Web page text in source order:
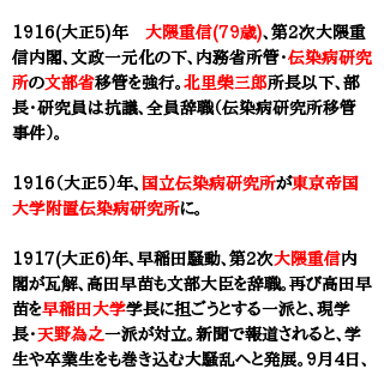
1916(大正5)年 大隈重信(79歳)、第2次大隈重
信内閣、文政一元化の下、内務省所管・伝染病研究
所の文部省移管を強行。 北里柴三郎所長以下、部
長・研究員は抗議、全員辞職（伝染病研究所移管
事件）。
1916（大正5）年、 国立伝染病研究所が東京帝国
大学附置伝染病研究所に。
1917(大正6)年、早稲田騒動、第2次大隈重信内
閣が瓦解、 高田早苗も文部大臣を辞職。再び高田早
苗を早稲田大学学長に担ごうとする一派と、現学
長・天野為之一派が対立。新聞で報道されると、学
生や卒業生をも巻き込む大騒乱へと発展。9月4日、